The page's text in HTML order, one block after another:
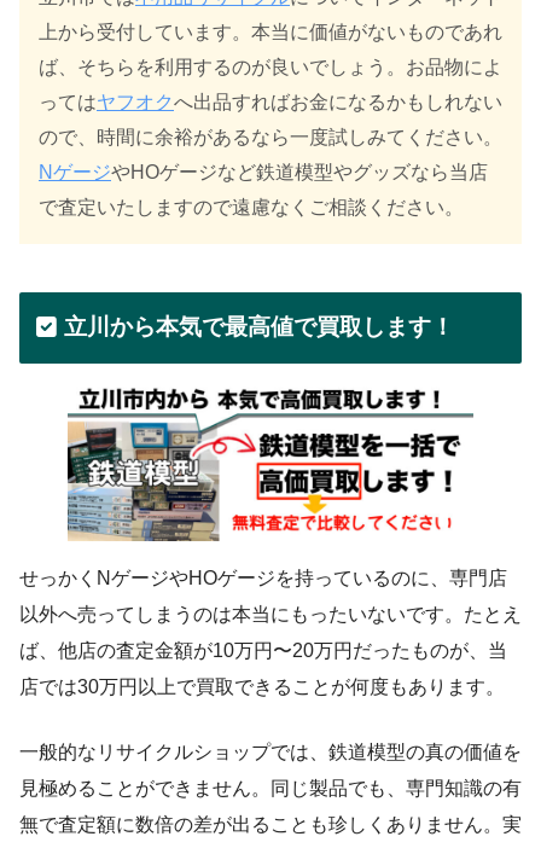
上から受付しています。本当に価値がないものであれ
ば、そちらを利用するのが良いでしょう。お品物によ
ってはヤフオクへ出品すればお金になるかもしれない
ので、時間に余裕があるなら一度試しみてください。
NゲージやHOゲージなど鉄道模型やグッズなら当店
で査定いたしますので遠慮なくご相談ください。
立川から本気で最高値で買取します！
せっかくNゲージやHOゲージを持っているのに、専門店
以外へ売ってしまうのは本当にもったいないです。たとえ
ば、他店の査定金額が10万円〜20万円だったものが、当
店では30万円以上で買取できることが何度もあります。
一般的なリサイクルショップでは、鉄道模型の真の価値を
見極めることができません。同じ製品でも、専門知識の有
無で査定額に数倍の差が出ることも珍しくありません。実